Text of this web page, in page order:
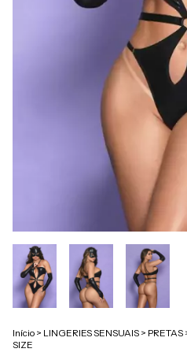
Início > LINGERIES SENSUAIS > PRETAS
SIZE